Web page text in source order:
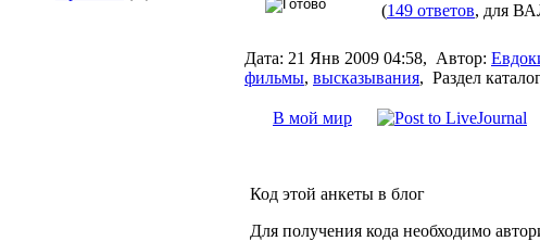
(149 ответов, для
Дата: 21 Янв 2009 04:58, Автор:
фильмы, высказывания, Раздел
В мой мир
Код этой анкеты в блог
Для получения кода необходимо